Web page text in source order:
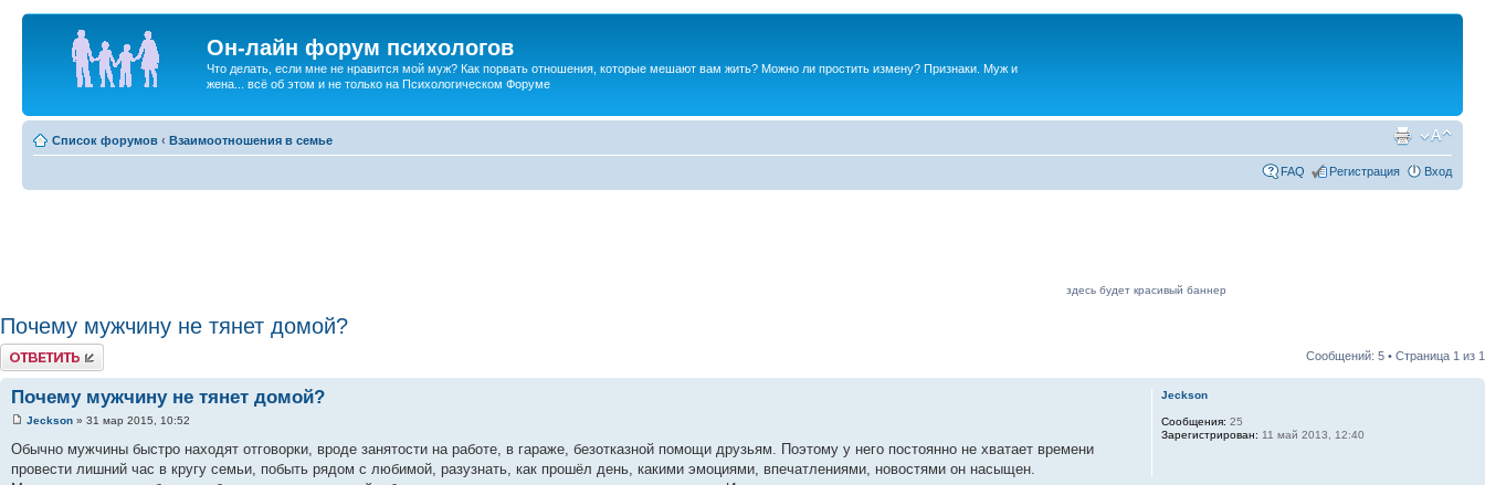
Он-лайн форум психологов
Что делать, если мне не нравится мой муж? Как порвать отношения, которые мешают вам жить? Можно ли простить измену? Признаки. Муж и
жена... всё об этом и не только на Психологическом Форуме
Список форумов ‹ Взаимоотношения в семье
FAQ Регистрация Вход
здесь будет красивый баннер
Почему мужчину не тянет домой?
Ответить Сообщений: 5 • Страница 1 из 1
Почему мужчину не тянет домой?
Jeckson » 31 мар 2015, 10:52
Обычно мужчины быстро находят отговорки, вроде занятости на работе, в гараже, безотказной помощи друзьям. Поэтому у него постоянно не хватает времени
провести лишний час в кругу семьи, побыть рядом с любимой, разузнать, как прошёл день, какими эмоциями, впечатлениями, новостями он насыщен.
Jeckson
Сообщения: 25
Зарегистрирован: 11 май 2013, 12:40